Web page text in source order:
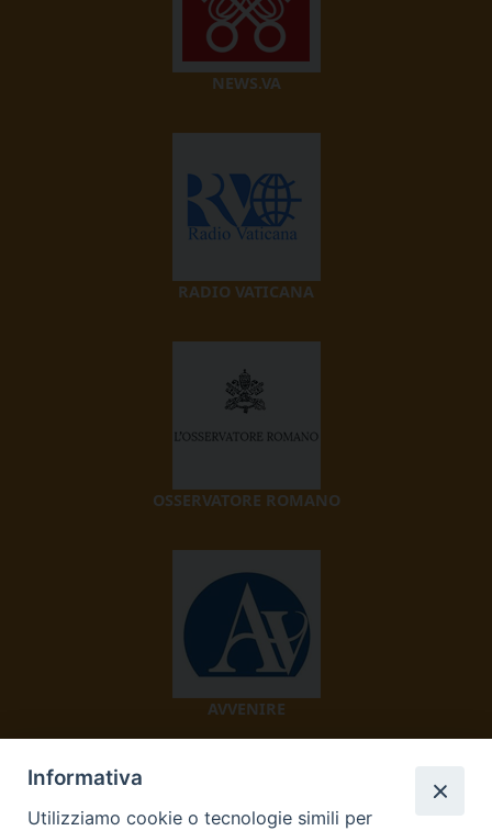
NEWS.VA
RADIO VATICANA
OSSERVATORE ROMANO
AVVENIRE
Informativa
Utilizziamo cookie o tecnologie simili per